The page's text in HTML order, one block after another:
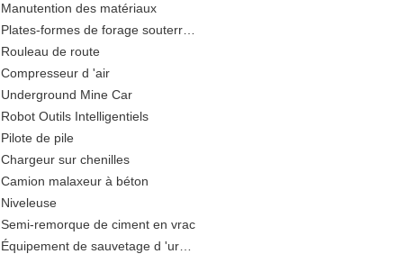
Manutention des matériaux
Plates-formes de forage souterraines
Rouleau de route
Compresseur d 'air
Underground Mine Car
Robot Outils Intelligentiels
Pilote de pile
Chargeur sur chenilles
Camion malaxeur à béton
Niveleuse
Semi-remorque de ciment en vrac
Équipement de sauvetage d 'urgence